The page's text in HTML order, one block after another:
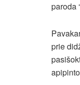
paroda
prie